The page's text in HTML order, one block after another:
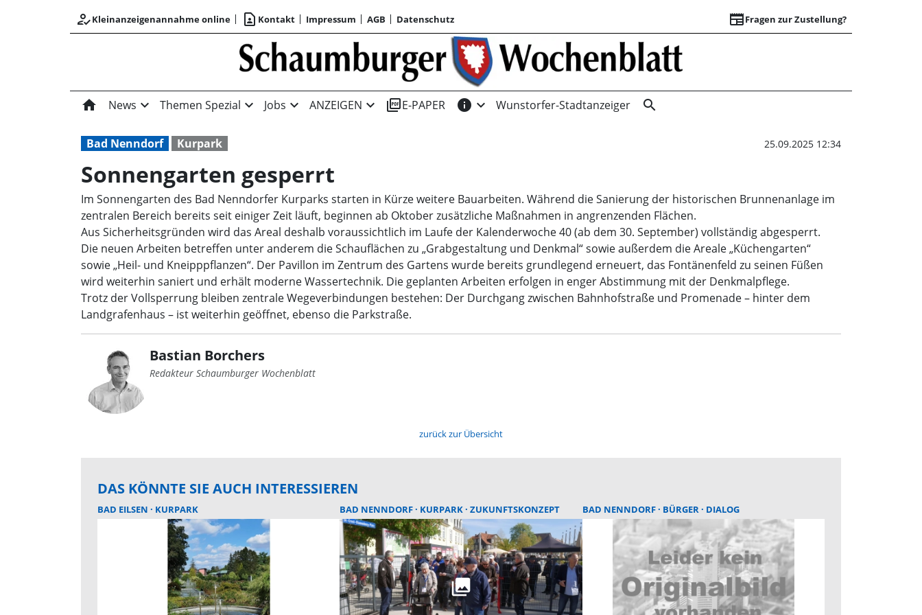
how_to_regKleinanzeigenannahme online contact_page Kontakt Impressum AGB Datenschutz newspaperFragen zur Zustellung?
Sonnengarten
home News expand_more Themen Spezial expand_more Jobs expand_more ANZEIGEN expand_more picture_as_pdfE-PAPER info expand_more Wunstorfer-Stadtanzeiger search
Bad Nenndorf Kurpark 25.09.2025 12:34
Sonnengarten gesperrt
Im Sonnengarten des Bad Nenndorfer Kurparks starten in Kürze weitere Bauarbeiten. Während die Sanierung der historischen Brunnenanlage im
zentralen Bereich bereits seit einiger Zeit läuft, beginnen ab Oktober zusätzliche Maßnahmen in angrenzenden Flächen.
Aus Sicherheitsgründen wird das Areal deshalb voraussichtlich im Laufe der Kalenderwoche 40 (ab dem 30. September) vollständig abgesperrt.
Die neuen Arbeiten betreffen unter anderem die Schauflächen zu „Grabgestaltung und Denkmal“ sowie außerdem die Areale „Küchengarten“
sowie „Heil- und Kneipppflanzen“. Der Pavillon im Zentrum des Gartens wurde bereits grundlegend erneuert, das Fontänenfeld zu seinen Füßen
wird weiterhin saniert und erhält moderne Wassertechnik. Die geplanten Arbeiten erfolgen in enger Abstimmung mit der Denkmalpflege.
Trotz der Vollsperrung bleiben zentrale Wegeverbindungen bestehen: Der Durchgang zwischen Bahnhofstraße und Promenade – hinter dem
Landgrafenhaus – ist weiterhin geöffnet, ebenso die Parkstraße.
Bastian Borchers
Redakteur Schaumburger Wochenblatt
zurück zur Übersicht
DAS KÖNNTE SIE AUCH INTERESSIEREN
BAD EILSEN KURPARK BAD NENNDORF KURPARK ZUKUNFTSKONZEPT BAD NENNDORF BÜRGER DIALOG